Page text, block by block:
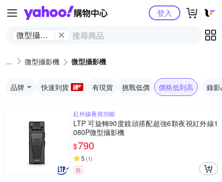
Yahoo購物中心
微型攝影
登入
微型攝影機 微型攝影機
品牌 快速到貨 有現貨 挑戰低價 價格低到高 錄
紅外線夜視功能
LTP 可旋轉90度鏡頭搭配超強6顆夜視紅外線1
080P微型攝影機
$790
5 (1)
券